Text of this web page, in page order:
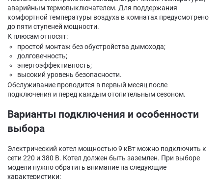
аварийным термовыключателем. Для поддержания
комфортной температуры воздуха в комнатах предусмотрено
до пяти ступеней мощности.
К плюсам относят:
простой монтаж без обустройства дымохода;
долговечность;
энергоэффективность;
высокий уровень безопасности.
Обслуживание проводится в первый месяц после
подключения и перед каждым отопительным сезоном.
Варианты подключения и особенности
выбора
Электрический котел мощностью 9 кВт можно подключить к
сети 220 и 380 В. Котел должен быть заземлен. При выборе
модели нужно обратить внимание на следующие
характеристики: